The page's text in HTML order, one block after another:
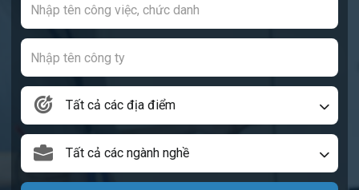
Tất cả các địa điểm
Tất cả các ngành nghề